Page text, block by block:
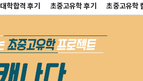
대학합격 후기 초중고유학 후기 초중고유학